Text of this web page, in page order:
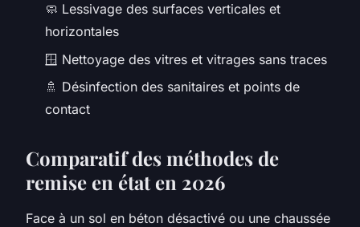
🧼 Lessivage des surfaces verticales et
horizontales
🪟 Nettoyage des vitres et vitrages sans traces
🚿 Désinfection des sanitaires et points de
contact
Comparatif des méthodes de
remise en état en 2026
Face à un sol en béton désactivé ou une chaussée